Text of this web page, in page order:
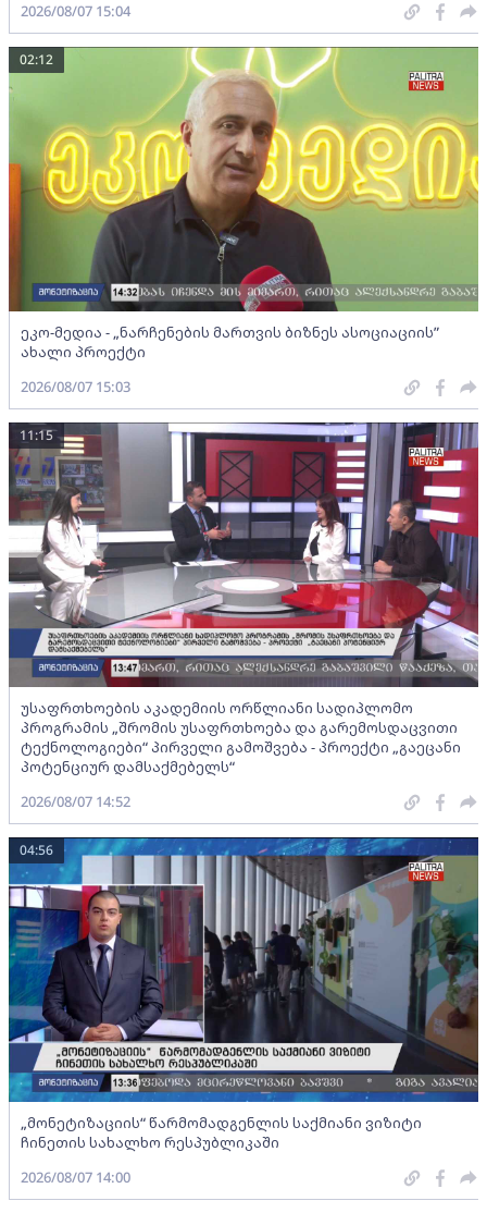
2026/08/07 15:04
ეკო-მედია - „ნარჩენების მართვის ბიზნეს ასოციაციის”
ახალი პროექტი
02:12
2026/08/07 15:03
უსაფრთხოების აკადემიის ორწლიანი სადიპლომო
პროგრამის „შრომის უსაფრთხოება და გარემოსდაცვითი
ტექნოლოგიები“ პირველი გამოშვება - პროექტი „გაეცანი
პოტენციურ დამსაქმებელს“
11:15
2026/08/07 14:52
„მონეტიზაციის“ წარმომადგენლის საქმიანი ვიზიტი
ჩინეთის სახალხო რესპუბლიკაში
04:56
2026/08/07 14:00